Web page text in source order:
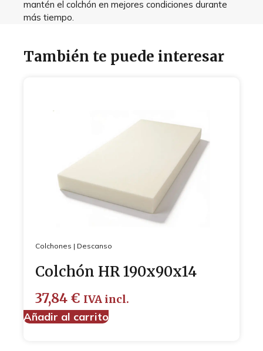
mantén el colchón en mejores condiciones durante
más tiempo.
También te puede interesar
Colchones | Descanso
Colchón HR 190x90x14
37,84 € IVA incl.
Añadir al carrito